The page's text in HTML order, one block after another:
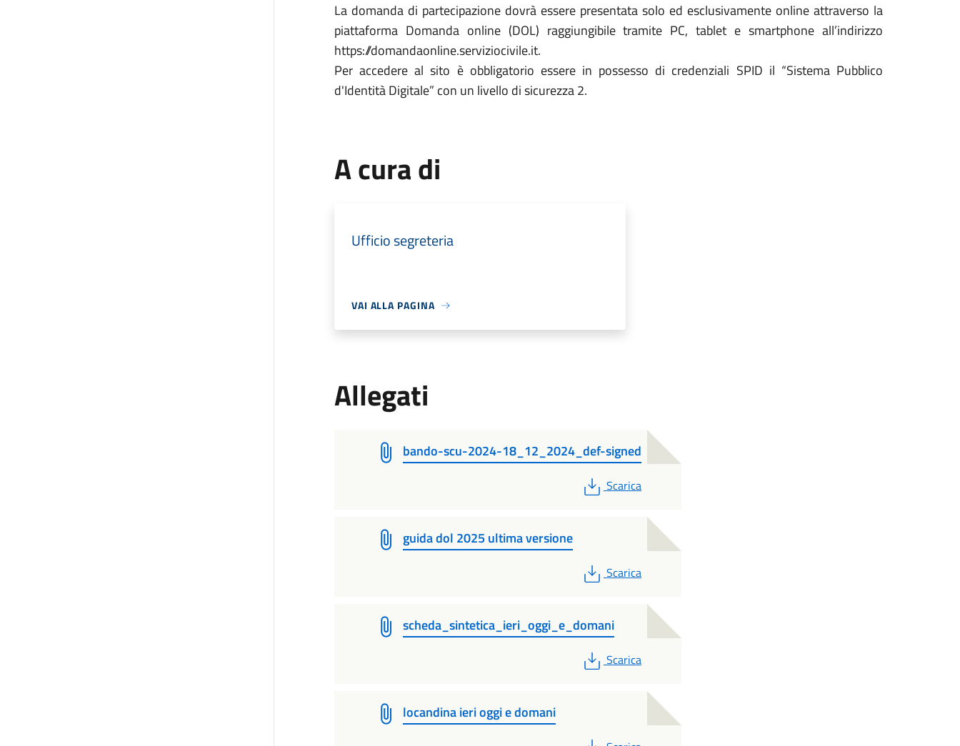
La domanda di partecipazione dovrà essere presentata solo ed esclusivamente online attraverso la
piattaforma Domanda online (DOL) raggiungibile tramite PC, tablet e smartphone all’indirizzo
https://domandaonline.serviziocivile.it.
Per accedere al sito è obbligatorio essere in possesso di credenziali SPID il “Sistema Pubblico
d'Identità Digitale” con un livello di sicurezza 2.
A cura di
Ufficio segreteria
VAI ALLA PAGINA
Allegati
bando-scu-2024-18_12_2024_def-signed
PDF
Scarica
guida dol 2025 ultima versione
PDF
Scarica
scheda_sintetica_ieri_oggi_e_domani
PDF
Scarica
locandina ieri oggi e domani